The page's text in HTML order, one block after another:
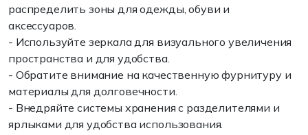
распределить зоны для одежды, обуви и
аксессуаров.
- Используйте зеркала для визуального увеличения
пространства и для удобства.
- Обратите внимание на качественную фурнитуру и
материалы для долговечности.
- Внедряйте системы хранения с разделителями и
ярлыками для удобства использования.